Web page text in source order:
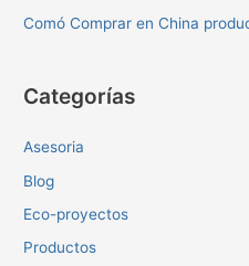
Comó Comprar en China
Categorías
Asesoria
Blog
Eco-proyectos
Productos